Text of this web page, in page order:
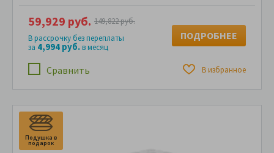
Сравнить В избранное
59,929 руб. 149,822 руб.
В рассрочку без переплаты
за 4,994 руб.в месяц
ПОДРОБНЕЕ
Подушка в
подарок